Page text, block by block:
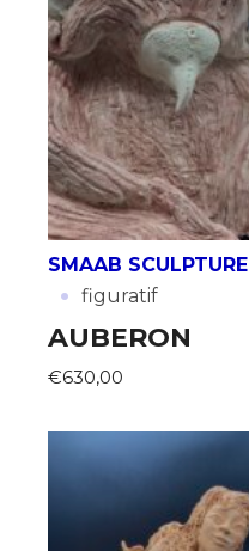
SMAAB SCULPTURE
· figuratif
AUBERON
€630,00